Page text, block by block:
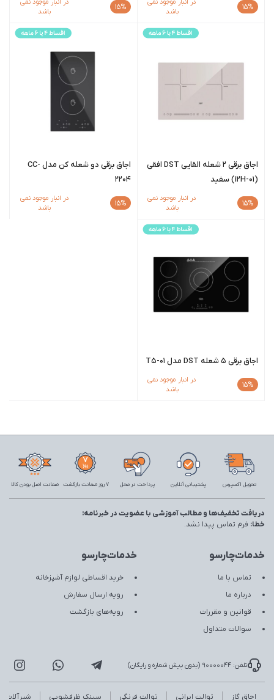
15%
در انبار موجود نمی
باشد
15%
در انبار موجود نمی
باشد
اجاق برقی 2 شعله القایی DST افقی
(i2H-01) سفید
15%
در انبار موجود نمی
باشد
اجاق برقی دو شعله کن مدل CC-
2204
15%
در انبار موجود نمی
باشد
اجاق برقی 5 شعله DST مدل T5-01
15%
در انبار موجود نمی
باشد
تحویل اکسپرس پشتیبانی آنلاین پرداخت در محل 7 روز ضمانت بازگشت ضمانت اصل بودن کالا
خدمات‌چارسو
تماس با ما
درباره ما
قوانین و مقررات
سوالات متداول
خدمات‌چارسو
خرید اقساطی لوازم آشپزخانه
رویه ارسال سفارش
رویه‌های بازگشت
دریافت تخفیف‌ها و مطالب آموزشی با عضویت در خبرنامه:
خطا: فرم تماس پیدا نشد.
تلفن: 90000044 (بدون پیش شماره و رایگان)
اجاق گاز توالت ایرانی توالت فرنگی سینک ظرفشویی شیرآلات